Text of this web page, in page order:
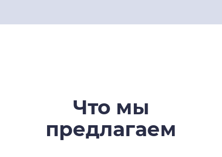
Что мы
предлагаем